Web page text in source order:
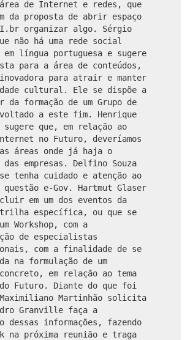
de Internet e redes, que
da proposta de abrir espaço
organizar algo. Sérgio
não há uma rede social
língua portuguesa e sugere
para a área de conteúdos,
para atrair e manter
cultural. Ele se dispõe a
formação de um Grupo de
a este fim. Henrique
sugere que, em relação ao
no Futuro, deveríamos
áreas onde já haja o
empresas. Delfino Souza
tenha cuidado e atenção ao
e-Gov. Hartmut Glaser
em um dos eventos da
trilha específica, ou que se
Workshop, com a
de especialistas
com a finalidade de se
na formulação de um
em relação ao tema
Futuro. Diante do que foi
Martinhão solicita
Granville faça a
dessas informações, fazendo
na próxima reunião e traga